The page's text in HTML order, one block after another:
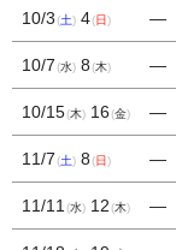
10/3 土 4 日 ―
10/7 水 8 木 ―
10/15 木 16 金 ―
11/7 土 8 日 ―
11/11 水 12 木 ―